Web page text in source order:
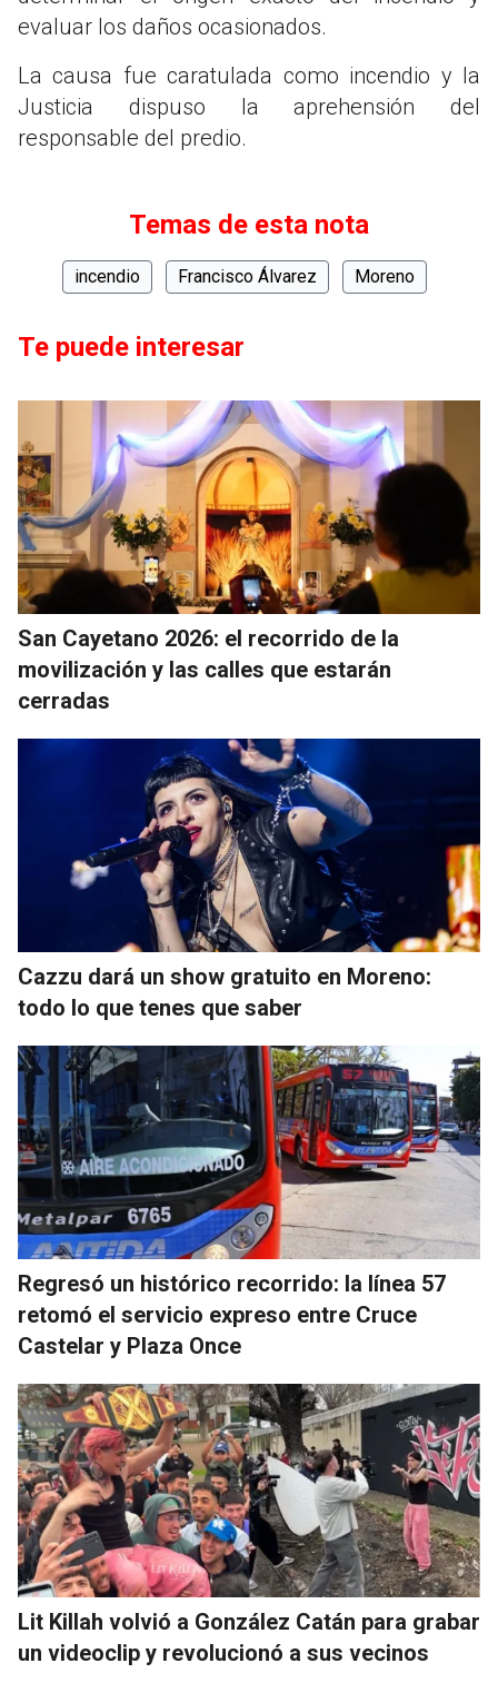
evaluar los daños ocasionados.
La causa fue caratulada como incendio y la
Justicia dispuso la aprehensión del
responsable del predio.
Temas de esta nota
incendio Francisco Álvarez Moreno
Te puede interesar
San Cayetano 2026: el recorrido de la
movilización y las calles que estarán
cerradas
Cazzu dará un show gratuito en Moreno:
todo lo que tenes que saber
Regresó un histórico recorrido: la línea 57
retomó el servicio expreso entre Cruce
Castelar y Plaza Once
Lit Killah volvió a González Catán para grabar
un videoclip y revolucionó a sus vecinos